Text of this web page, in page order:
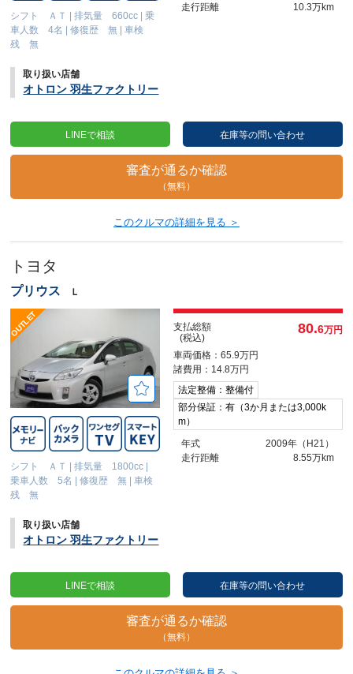
シフト ＡＴ |排気量 660cc |乗
車人数 4名 |修復歴 無 |車検
残 無
走行距離
10.3万km
取り扱い店舗
オトロン 羽生ファクトリー
LINEで相談 在庫等の問い合わせ
審査が通るか確認
（無料）
このクルマの詳細を見る ＞
トヨタ
プリウス Ｌ
シフト ＡＴ |排気量 1800cc |
乗車人数 5名 |修復歴 無 |車検
残 無
支払総額
(税込)
80.6万円
車両価格：65.9万円
諸費用：14.8万円
法定整備：整備付
部分保証：有（3か月または3,000k
m）
年式
2009年（H21）
走行距離
8.55万km
取り扱い店舗
オトロン 羽生ファクトリー
LINEで相談 在庫等の問い合わせ
審査が通るか確認
（無料）